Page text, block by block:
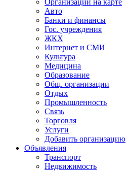
Организации на карте
Авто
Банки и финансы
Гос. учреждения
ЖКХ
Интернет и СМИ
Культура
Медицина
Образование
Общ. организации
Отдых
Промышленность
Связь
Торговля
Услуги
Добавить организацию
Объявления
Транспорт
Недвижимость